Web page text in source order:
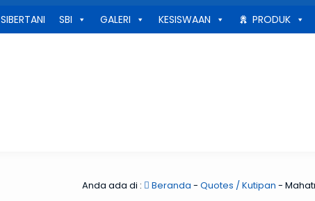
SIBERTANI SBI GALERI KESISWAAN PRODUK
Anda ada di : Beranda - Quotes / Kutipan -